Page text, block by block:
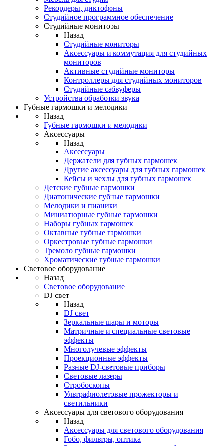
Рекордеры, диктофоны
Студийное программное обеспечение
Студийные мониторы
Назад
Студийные мониторы
Аксессуары и коммутация для студийных
мониторов
Активные студийные мониторы
Контроллеры для студийных мониторов
Студийные сабвуферы
Устройства обработки звука
Губные гармошки и мелодики
Назад
Губные гармошки и мелодики
Аксессуары
Назад
Аксессуары
Держатели для губных гармошек
Другие аксессуары для губных гармошек
Кейсы и чехлы для губных гармошек
Детские губные гармошки
Диатонические губные гармошки
Мелодики и пианики
Миниатюрные губные гармошки
Наборы губных гармошек
Октавные губные гармошки
Оркестровые губные гармошки
Тремоло губные гармошки
Хроматические губные гармошки
Световое оборудование
Назад
Световое оборудование
DJ свет
Назад
DJ свет
Зеркальные шары и моторы
Матричные и специальные световые
эффекты
Многолучевые эффекты
Проекционные эффекты
Разные DJ-световые приборы
Световые лазеры
Стробоскопы
Ультрафиолетовые прожекторы и
светильники
Аксессуары для светового оборудования
Назад
Аксессуары для светового оборудования
Гобо, фильтры, оптика